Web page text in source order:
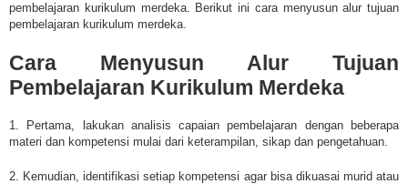
pembelajaran kurikulum merdeka. Berikut ini cara menyusun alur tujuan
pembelajaran kurikulum merdeka.
Cara Menyusun Alur Tujuan
Pembelajaran Kurikulum Merdeka
1. Pertama, lakukan analisis capaian pembelajaran dengan beberapa
materi dan kompetensi mulai dari keterampilan, sikap dan pengetahuan.
2. Kemudian, identifikasi setiap kompetensi agar bisa dikuasai murid atau